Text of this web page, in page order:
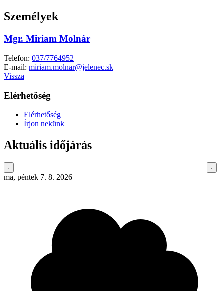
Személyek
Mgr. Miriam Molnár
Telefon: 037/7764952
E-mail: miriam.molnar@jelenec.sk
Vissza
Elérhetőség
Elérhetőség
Írjon nekünk
Aktuális időjárás
ma, péntek 7. 8. 2026